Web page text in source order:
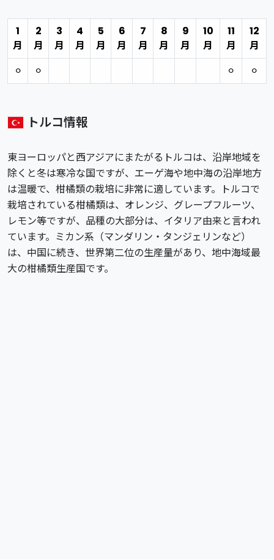
1
月
2
月
3
月
4
月
5
月
6
月
7
月
8
月
9
月
10
月
11
月
12
月
⚪︎
⚪︎ ⚪︎ ⚪︎
トルコ情報
東ヨーロッパと西アジアにまたがるトルコは、沿岸地域を
除くと冬は寒冷な国ですが、エーゲ海や地中海の沿岸地方
は温暖で、柑橘類の栽培に非常に適しています。トルコで
栽培されている柑橘類は、オレンジ、グレープフルーツ、
レモン等ですが、品種の大部分は、イタリア由来と言われ
ています。ミカン系（マンダリン・タンジェリンなど）
は、中国に続き、世界第二位の生産量があり、地中海域最
大の柑橘類生産国です。